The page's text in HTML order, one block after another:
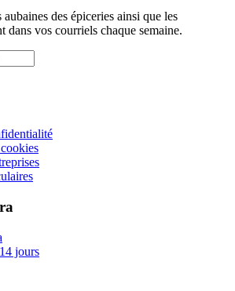
des épiceries ainsi que les
dans vos courriels chaque semaine.
jours